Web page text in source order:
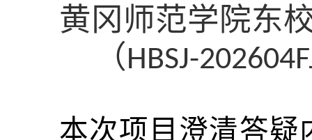
黄冈师范学院东
（HBSJ-
本次项目澄清答疑